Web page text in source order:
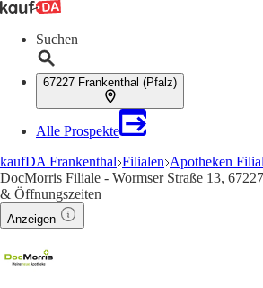
Suchen
67227 Frankenthal (Pfalz)
Alle Prospekte
kaufDA Frankenthal Filialen Apotheken
DocMorris Filiale - Wormser Straße 13,
& Öffnungszeiten
Anzeigen